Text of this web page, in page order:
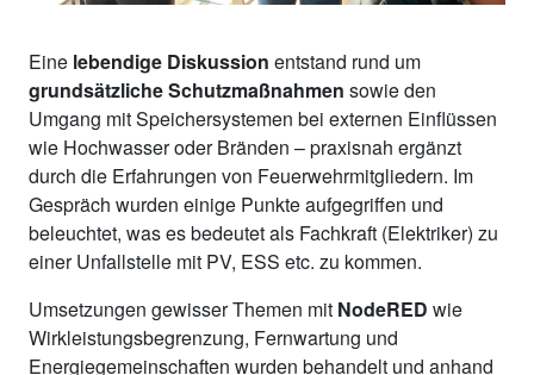
Eine lebendige Diskussion entstand rund um
grundsätzliche Schutzmaßnahmen sowie den
Umgang mit Speichersystemen bei externen Einflüssen
wie Hochwasser oder Bränden – praxisnah ergänzt
durch die Erfahrungen von Feuerwehrmitgliedern. Im
Gespräch wurden einige Punkte aufgegriffen und
beleuchtet, was es bedeutet als Fachkraft (Elektriker) zu
einer Unfallstelle mit PV, ESS etc. zu kommen.
Umsetzungen gewisser Themen mit NodeRED wie
Wirkleistungsbegrenzung, Fernwartung und
Energiegemeinschaften wurden behandelt und anhand